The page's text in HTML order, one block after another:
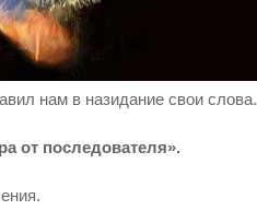
нам в назидание свои слова.
от последователя».